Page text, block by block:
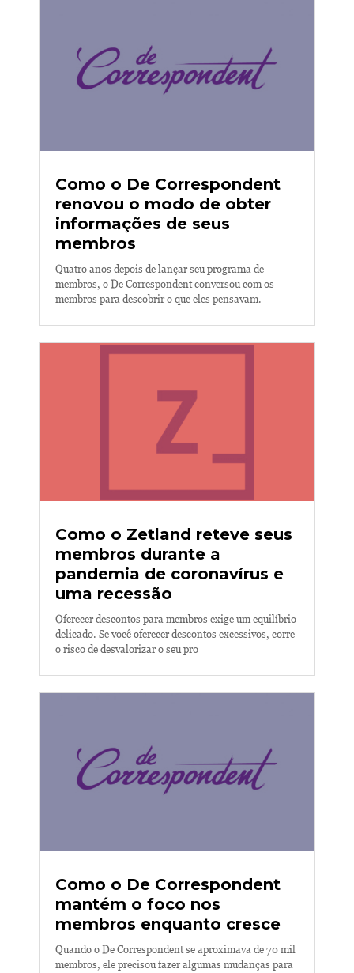
Como o De Correspondent
renovou o modo de obter
informações de seus
membros
Quatro anos depois de lançar seu programa de
membros, o De Correspondent conversou com os
membros para descobrir o que eles pensavam.
Como o Zetland reteve seus
membros durante a
pandemia de coronavírus e
uma recessão
Oferecer descontos para membros exige um equilíbrio
delicado. Se você oferecer descontos excessivos, corre
o risco de desvalorizar o seu pro
Como o De Correspondent
mantém o foco nos
membros enquanto cresce
Quando o De Correspondent se aproximava de 70 mil
membros, ele precisou fazer algumas mudanças para